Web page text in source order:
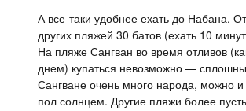
А все-таки удобнее ехать до Набана.
других пляжей 30 батов (ехать 10
На пляже Сангван во время отливов
днем) купаться невозможно —
Сангване очень много народа, можно
пол солнцем. Другие пляжи более